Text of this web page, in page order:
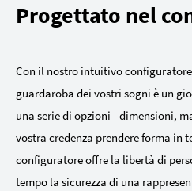
Progettato nel
Con il nostro intuitivo
guardaroba dei vostri sogni è un
una serie di opzioni - dimensioni,
vostra credenza prendere forma in
configuratore offre la libertà di
tempo la sicurezza di una